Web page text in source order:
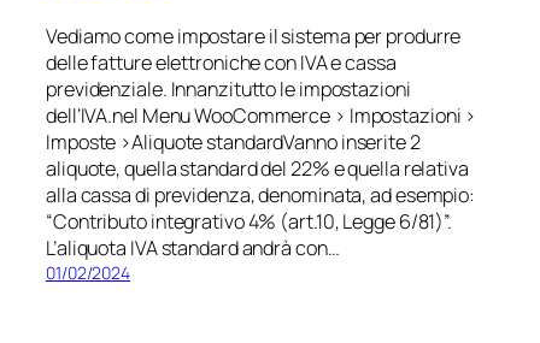
Vediamo come impostare il sistema per produrre
delle fatture elettroniche con IVA e cassa
previdenziale. Innanzitutto le impostazioni
dell’IVA.nel Menu WooCommerce > Impostazioni >
Imposte >Aliquote standardVanno inserite 2
aliquote, quella standard del 22% e quella relativa
alla cassa di previdenza, denominata, ad esempio:
“Contributo integrativo 4% (art.10, Legge 6/81)”.
L’aliquota IVA standard andrà con…
01/02/2024